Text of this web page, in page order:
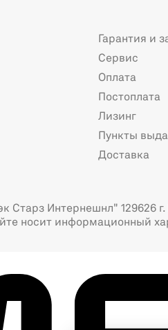
Гарантия и
Сервис
Оплата
Постоплата
Лизинг
Пункты
Доставка
Старз Интернешнл" 129626
носит информационный